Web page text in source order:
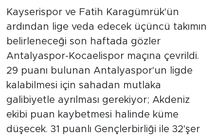
Kayserispor ve Fatih Karagümrük'ün
ardından lige veda edecek üçüncü takımın
belirleneceği son haftada gözler
Antalyaspor-Kocaelispor maçına çevrildi.
29 puanı bulunan Antalyaspor'un ligde
kalabilmesi için sahadan mutlaka
galibiyetle ayrılması gerekiyor; Akdeniz
ekibi puan kaybetmesi halinde küme
düşecek. 31 puanlı Gençlerbirliği ile 32'şer